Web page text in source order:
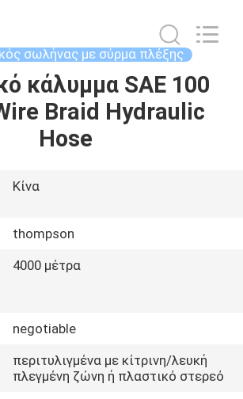
σωλήνας με σύρμα πλέξης
κάλυμμα SAE 100
Braid Hydraulic
Hose
Κίνα
thompson
4000 μέτρα
negotiable
περιτυλιγμένα με κίτρινη/λευκή
πλεγμένη ζώνη ή πλαστικό στερεό